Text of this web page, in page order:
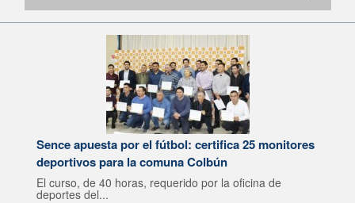
Sence apuesta por el fútbol: certifica 25 monitores
deportivos para la comuna Colbún
El curso, de 40 horas, requerido por la oficina de
deportes del...